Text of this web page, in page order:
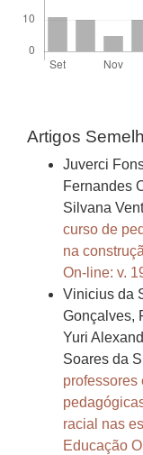
Artigos
Juverci
Fernandes
Silvana
curso de
na
On-line: v.
Vinicius da
Gonçalves,
Yuri
Soares da
professores
racial nas
Educação